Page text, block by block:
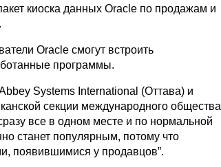
киоска данных Oracle по продажам и
Oracle смогут встроить
программы.
Systems International (Оттава) и
секции международного общества
все в одном месте и по нормальной
станет популярным, потому что
появившимися у продавцов”.